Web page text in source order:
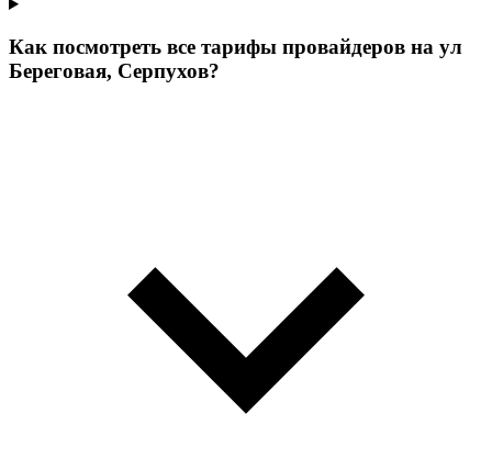
Как посмотреть все тарифы провайдеров на ул
Береговая, Серпухов?